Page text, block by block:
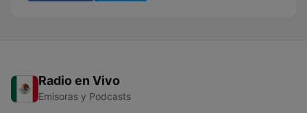
Radio en Vivo
Emisoras y Podcasts